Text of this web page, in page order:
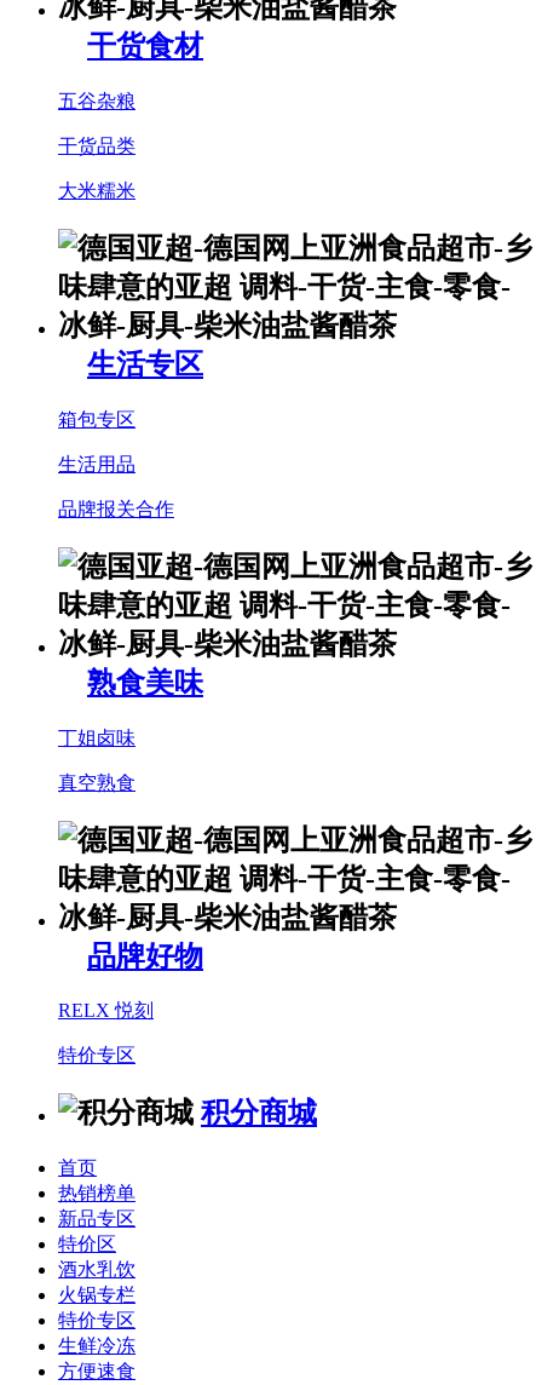
干货食材
五谷杂粮
干货品类
大米糯米
生活专区
箱包专区
生活用品
品牌报关合作
熟食美味
丁姐卤味
真空熟食
品牌好物
RELX 悦刻
特价专区
积分商城
首页
热销榜单
新品专区
特价区
酒水乳饮
火锅专栏
特价专区
生鲜冷冻
方便速食